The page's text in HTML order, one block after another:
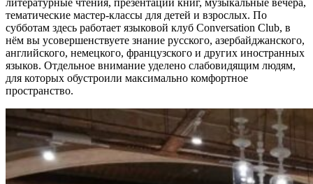
тематические мастер-классы для детей и взрослых. По
субботам здесь работает языковой клуб Conversation Club, в
нём вы усовершенствуете знание русского, азербайджанского,
английского, немецкого, французского и других иностранных
языков. Отдельное внимание уделено слабовидящим людям,
для которых обустроили максимально комфортное
пространство.